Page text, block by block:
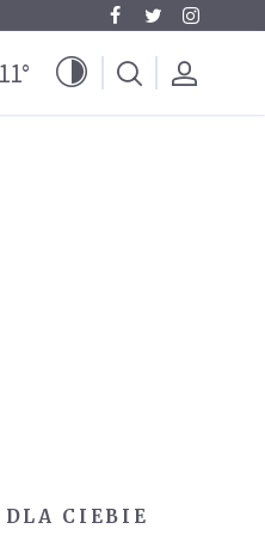
11°
DLA CIEBIE